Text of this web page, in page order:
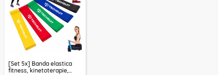
[Set 5x] Banda elastica
fitness, kinetoterapie,